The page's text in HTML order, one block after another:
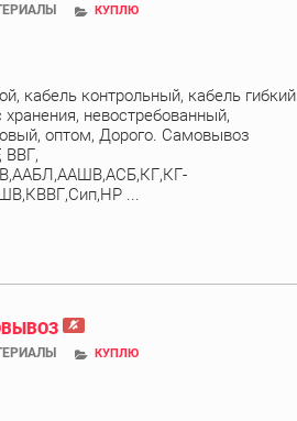
КУПЛЮ
кабель контрольный, кабель гибкий
невостребованный,
оптом, Дорого. Самовывоз
ВВГ,
...
КУПЛЮ